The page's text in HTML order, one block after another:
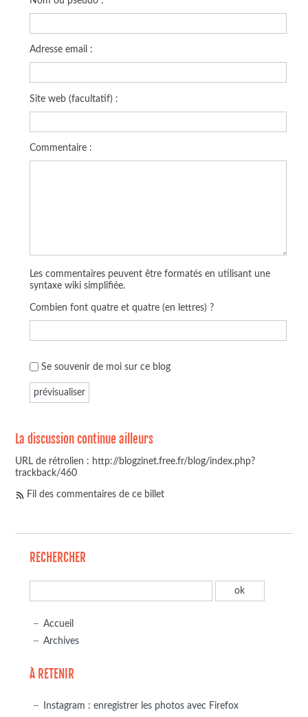
Adresse email :
Site web (facultatif) :
Commentaire :
Les commentaires peuvent être formatés en utilisant une
syntaxe wiki simplifiée.
Combien font quatre et quatre (en lettres) ?
Se souvenir de moi sur ce blog
La discussion continue ailleurs
URL de rétrolien : http://blogzinet.free.fr/blog/index.php?
trackback/460
Fil des commentaires de ce billet
RECHERCHER
Accueil
Archives
À RETENIR
Instagram : enregistrer les photos avec Firefox